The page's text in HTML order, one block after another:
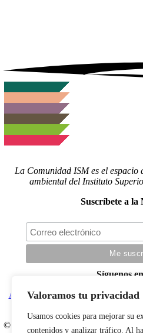
Valoramos tu privacidad
Usamos cookies para mejorar su
contenidos y analizar tráfico. Al
La Comunidad ISM es el
ambiental del Instituto
Suscríbete a la
Síguenos
Actualidad|Blog|Agenda|
© Copyright 2022 |
Aviso legal